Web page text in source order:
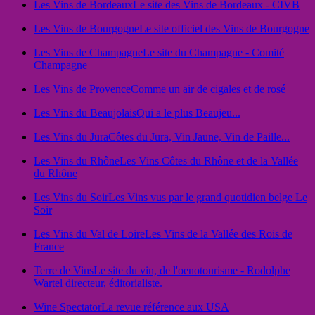
Les Vins de BordeauxLe site des Vins de Bordeaux - CIVB
Les Vins de BourgogneLe site officiel des Vins de Bourgogne
Les Vins de ChampagneLe site du Champagne - Comité
Champagne
Les Vins de ProvenceComme un air de cigales et de rosé
Les Vins du BeaujolaisQui a le plus Beaujeu...
Les Vins du JuraCôtes du Jura, Vin Jaune, Vin de Paille...
Les Vins du RhôneLes Vins Côtes du Rhône et de la Vallée
du Rhône
Les Vins du SoirLes Vins vus par le grand quotidien belge Le
Soir
Les Vins du Val de LoireLes Vins de la Vallée des Rois de
France
Terre de VinsLe site du vin, de l'oenotourisme - Rodolphe
Wartel directeur, éditorialiste.
Wine SpectatorLa revue référence aux USA